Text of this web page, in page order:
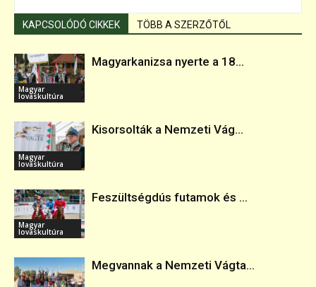
KAPCSOLÓDÓ CIKKEK TÖBB A SZERZŐTŐL
Magyar
lovaskultúra
Magyarkanizsa nyerte a 18...
Magyar
lovaskultúra
Kisorsolták a Nemzeti Vág...
Magyar
lovaskultúra
Feszültségdús futamok és ...
Megvannak a Nemzeti Vágta...